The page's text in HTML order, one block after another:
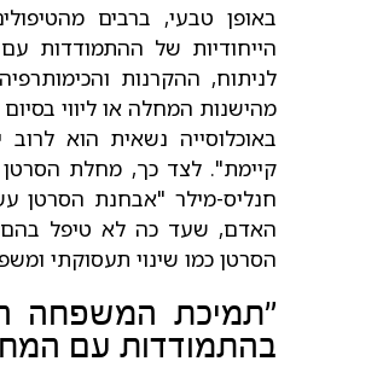
באופן טבעי, ברבים
הייחודיות של ההתמודדות
לניתוח, ההקרנות
מהישנות המחלה או ליווי
באוכלוסייה נשאית הוא
קיימת". לצד כך, מחלת הסרטן
חנליס-מילר "אבחנת הסרטן
האדם, שעד כה לא טיפל
הסרטן כמו שינוי תעסוקתי
"תמיכת המשפחה
בהתמודדות עם